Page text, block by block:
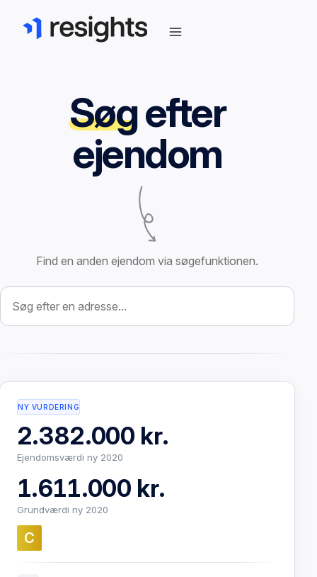
Søgefter
ejendom
Find en anden ejendom via søgefunktionen.
Søg efter ejendom
NY VURDERING
2.382.000 kr.
Ejendomsværdi ny 2020
1.611.000 kr.
Grundværdi ny 2020
C